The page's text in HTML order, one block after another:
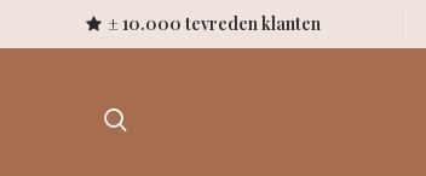
± 10.000 tevreden klanten